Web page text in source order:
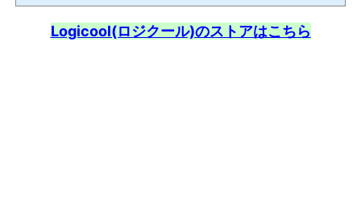
Element(f),d.src=g,d.id=a,e=c.getElementsByTagName("body"),e.appendChild
Logicool(ロジクール)のストアはこちら